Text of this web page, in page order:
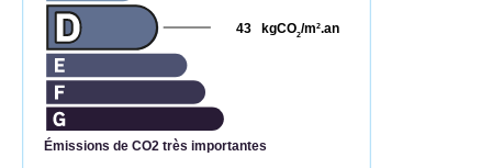
Émissions de CO2 très importantes
kgCO2/m2.an
43